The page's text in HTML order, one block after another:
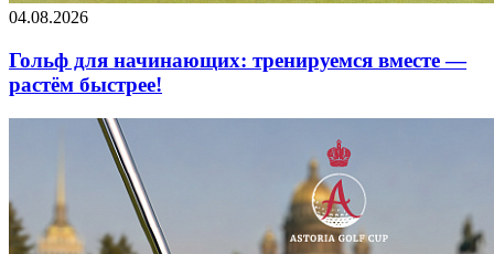
04.08.2026
Гольф для начинающих: тренируемся вместе —
растём быстрее!